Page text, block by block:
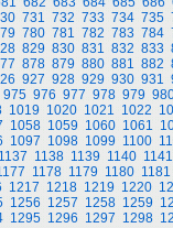
731 732 733 734 735
780 781 782 783 784
829 830 831 832 833
878 879 880 881 882
927 928 929 930 931
975 976 977 978 979
1019 1020 1021 1022
1058 1059 1060 1061
1097 1098 1099 1100
1137 1138 1139 1140 1141
1178 1179 1180 1181
1217 1218 1219 1220
1256 1257 1258 1259
1295 1296 1297 1298